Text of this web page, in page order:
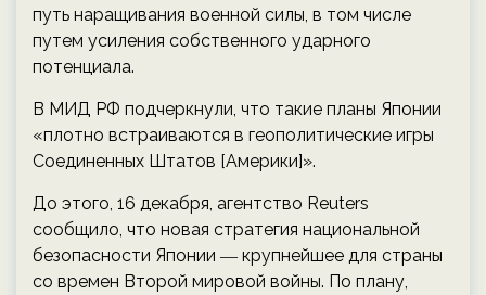
путь наращивания военной силы, в том числе
путем усиления собственного ударного
потенциала.
В МИД РФ подчеркнули, что такие планы Японии
«плотно встраиваются в геополитические игры
Соединенных Штатов [Америки]».
До этого, 16 декабря, агентство Reuters
сообщило, что новая стратегия национальной
безопасности Японии ― крупнейшее для страны
со времен Второй мировой войны. По плану,